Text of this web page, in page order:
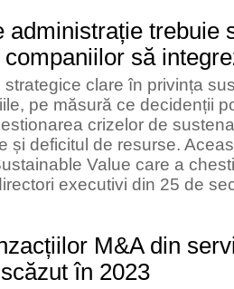
administrație trebuie
să
clare în privința
pe măsură ce decidenții
crizelor de
și deficitul de resurse.
Value care a
executivi din 25 de
M&A din
în 2023